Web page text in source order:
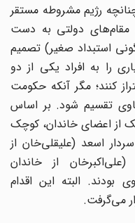
رژیم مشروطه مستقر
های دولتی به دست
استبداد صغیر) تصمیم
به افراد یکی از دو
کنند؛ مگر آنکه حکومت
تقسیم شود. بر اساس
از اعضای خاندان، کوچک
اسعد (علیقلیخان از
اکبرخان از خاندان
البته این اقدام
گرفت.